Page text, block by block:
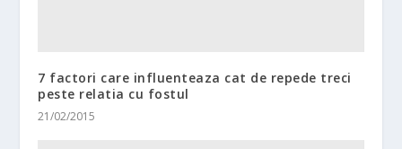
7 factori care influenteaza cat de repede treci
peste relatia cu fostul
21/02/2015